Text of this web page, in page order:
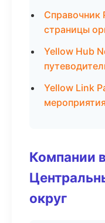
страницы
Yellow Hub
Yellow Link
мероприятия
Компании
округ